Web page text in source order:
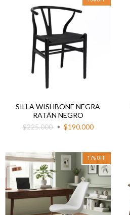
SILLA WISHBONE NEGRA
RATÁN NEGRO
$225.000
$190.000
17% OFF